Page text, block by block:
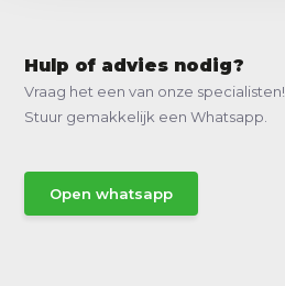
Hulp of advies nodig?
Vraag het een van onze specialisten!
Stuur gemakkelijk een Whatsapp.
Open whatsapp